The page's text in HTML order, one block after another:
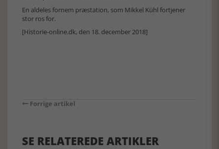
En aldeles fornem præstation, som Mikkel Kühl fortjener
stor ros for.
[Historie-online.dk, den 18. december 2018]
Forrige artikel
SE RELATEREDE ARTIKLER